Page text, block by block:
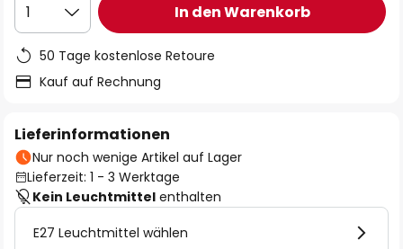
1 In den Warenkorb
50 Tage kostenlose Retoure
Kauf auf Rechnung
Lieferinformationen
Nur noch wenige Artikel auf Lager
Lieferzeit: 1 - 3 Werktage
Kein Leuchtmittel enthalten
E27 Leuchtmittel wählen